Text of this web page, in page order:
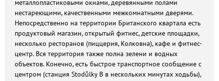
металлопластиковыми окнами, деревянными полами
нестареющими, качественными межкомнатными дверями.
Непосредственно на территории Британского квартала есть
продуктовый магазин, открытый фитнес, детские площадки,
несколько ресторанов (пиццерия, Колковна), кафе и фитнес-
центр. Вся территория также полна зелени и водных
объектов. Конечно, есть быстрое транспортное сообщение с
центром (станция Stodůlky B в нескольких минутах ходьбы),